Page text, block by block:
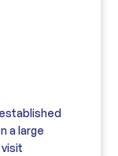
a large